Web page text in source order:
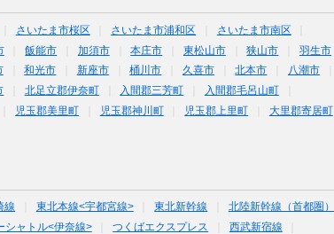
さいたま市桜区 さいたま市浦和区
さいたま市南区
飯能市 加須市 本庄市 東松山市 狭山市
羽生市
和光市 新座市 桶川市 久喜市 北本市
八潮市
北足立郡伊奈町 入間郡三芳町
入間郡毛呂山町
児玉郡美里町 児玉郡神川町 児玉郡上里町
大里郡寄居町
線 東北本線<宇都宮線> 東北新幹線
北陸新幹線（首都圏）
シャトル<伊奈線> つくばエクスプレス
西武新宿線